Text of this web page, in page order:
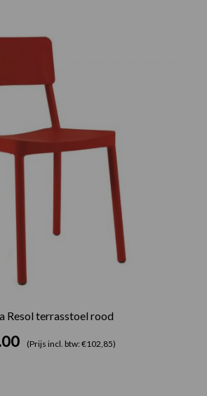
Resol terrasstoel rood
(Prijs incl. btw: €102,85)